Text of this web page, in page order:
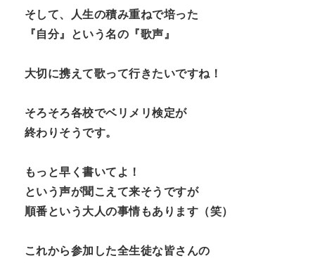
そして、人生の積み重ねで培った
『自分』という名の『歌声』
大切に携えて歌って行きたいですね！
そろそろ各校でベリメリ検定が
終わりそうです。
もっと早く書いてよ！
という声が聞こえて来そうですが
順番という大人の事情もあります（笑）
これから参加した全生徒な皆さんの